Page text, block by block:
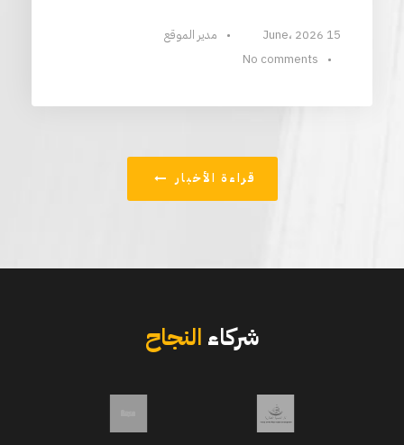
15 June، 2026 •
مدير الموقع
•
No comments
قراءة الأخبار
شركاء النجاح